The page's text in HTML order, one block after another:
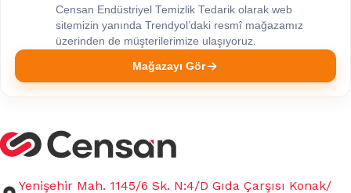
Censan Endüstriyel Temizlik Tedarik olarak web
sitemizin yanında Trendyol’daki resmî mağazamız
üzerinden de müşterilerimize ulaşıyoruz.
Mağazayı Gör
Yenişehir Mah. 1145/6 Sk. N:4/D Gıda Çarşısı Konak/